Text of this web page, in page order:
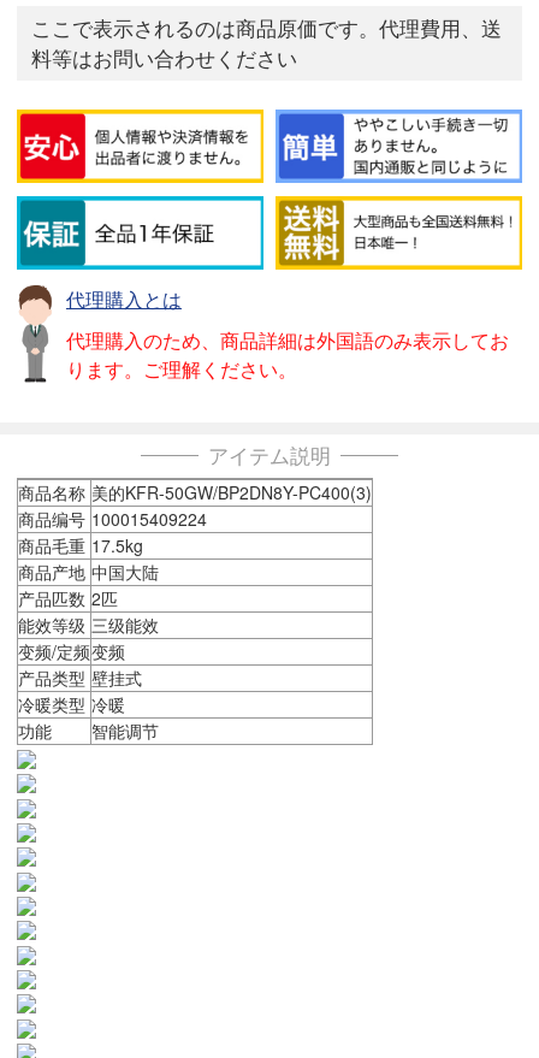
ここで表示されるのは商品原価です。代理費用、送
料等はお問い合わせください
代理購入とは
代理購入のため、商品詳細は外国語のみ表示してお
ります。ご理解ください。
アイテム説明
商品名称 美的KFR-50GW/BP2DN8Y-PC400(3)
商品编号 100015409224
商品毛重 17.5kg
商品产地 中国大陆
产品匹数 2匹
能效等级 三级能效
变频/定频变频
产品类型 壁挂式
冷暖类型 冷暖
功能
智能调节